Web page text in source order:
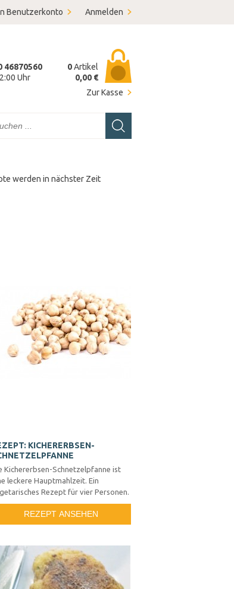
Benutzerkonto Anmelden
46870560
Uhr
0Artikel
0,00 €
Zur Kasse
werden in nächster Zeit
KICHERERBSEN-
Kichererbsen-Schnetzelpfanne ist
leckere Hauptmahlzeit. Ein
Rezept für vier Personen.
REZEPT ANSEHEN